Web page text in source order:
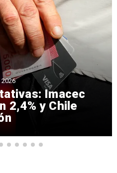
Imacec
2,4% y Chile